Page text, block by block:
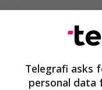
me
Telegrafi asks
personal data